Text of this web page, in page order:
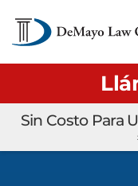
Sin Costo Para